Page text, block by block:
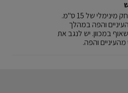
יש לרסס ממרחק מינימלי של 15 ס"מ.
והפה במהלך
במכוון. יש לנגב את
והפה.